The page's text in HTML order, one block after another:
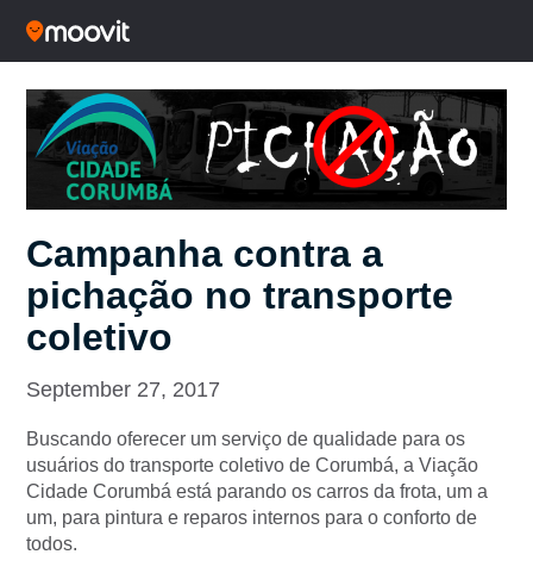
Campanha contra a
pichação no transporte
coletivo
September 27, 2017
Buscando oferecer um serviço de qualidade para os
usuários do transporte coletivo de Corumbá, a Viação
Cidade Corumbá está parando os carros da frota, um a
um, para pintura e reparos internos para o conforto de
todos.